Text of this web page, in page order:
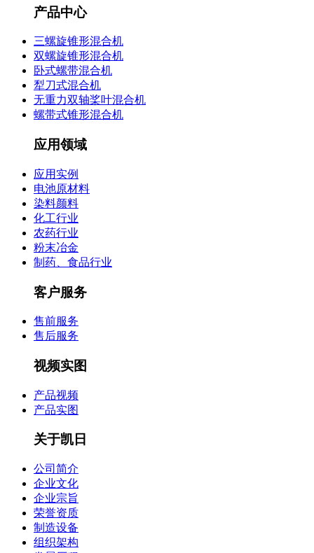
产品中心
三螺旋锥形混合机
双螺旋锥形混合机
卧式螺带混合机
犁刀式混合机
无重力双轴桨叶混合机
螺带式锥形混合机
应用领域
应用实例
电池原材料
染料颜料
化工行业
农药行业
粉末冶金
制药、食品行业
客户服务
售前服务
售后服务
视频实图
产品视频
产品实图
关于凯日
公司简介
企业文化
企业宗旨
荣誉资质
制造设备
组织架构